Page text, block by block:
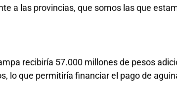
a las provincias, que somos las que
recibiría 57.000 millones de pesos
lo que permitiría financiar el pago de